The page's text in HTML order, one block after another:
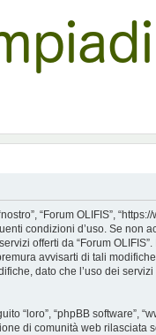
“Forum OLIFIS”,
condizioni d’uso. Se non
offerti da “Forum
avvisarti di tali
dato che l’uso dei servizi
“loro”, “phpBB software”,
di comunità web rilasciata